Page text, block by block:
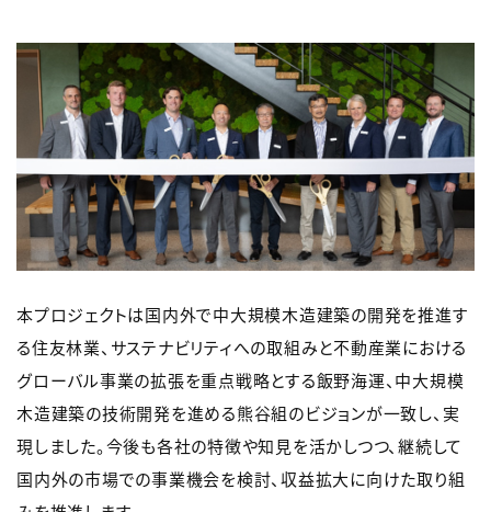
本プロジェクトは国内外で中大規模木造建築の開発を推進す
る住友林業、サステナビリティへの取組みと不動産業における
グローバル事業の拡張を重点戦略とする飯野海運、中大規模
木造建築の技術開発を進める熊谷組のビジョンが一致し、実
現しました。今後も各社の特徴や知見を活かしつつ、継続して
国内外の市場での事業機会を検討、収益拡大に向けた取り組